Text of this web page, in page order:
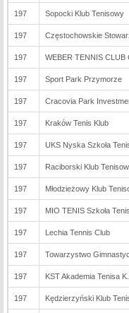
197 Sopocki Klub Tenisowy
197 Częstochowskie
197 WEBER TENNIS CLUB
197 Sport Park Przymorze
197 Cracovia Park
197 Kraków Tenis Klub
197 UKS Nyska Szkoła
197 Raciborski Klub
197 Młodzieżowy Klub
197 MIO TENIS Szkoła
197 Lechia Tennis Club
197 Towarzystwo
197 KST Akademia Tenisa
197 Kędzierzyński Klub